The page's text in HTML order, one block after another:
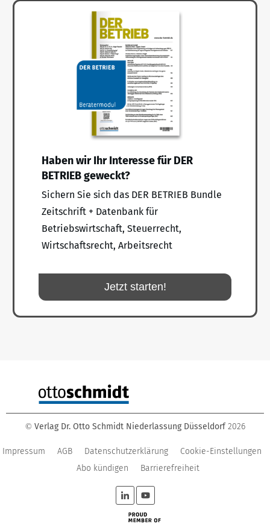
Haben wir Ihr Interesse für DER
BETRIEB geweckt?
Sichern Sie sich das DER BETRIEB Bundle
Zeitschrift + Datenbank für
Betriebswirtschaft, Steuerrecht,
Wirtschaftsrecht, Arbeitsrecht
Jetzt starten!
© Verlag Dr. Otto Schmidt Niederlassung Düsseldorf 2026
Impressum AGB Datenschutzerklärung
Cookie-Einstellungen
Abo kündigen
Barrierefreiheit